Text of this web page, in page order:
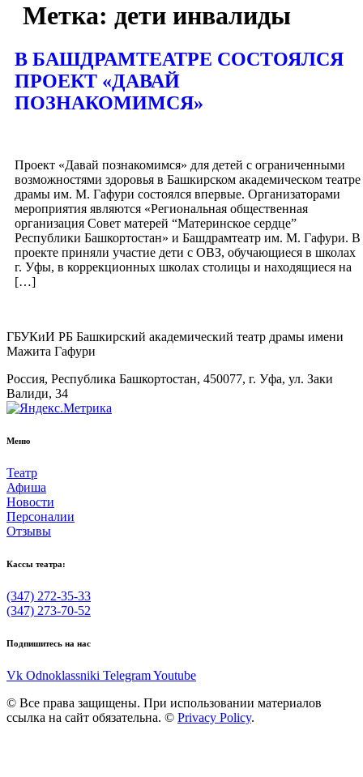
Метка: дети инвалиды
В БАШДРАМТЕАТРЕ СОСТОЯЛСЯ
ПРОЕКТ «ДАВАЙ
ПОЗНАКОМИМСЯ»
Проект «Давай познакомимся» для детей с ограниченными
возможностями здоровья в Башкирском академическом театре
драмы им. М. Гафури состоялся впервые. Организаторами
мероприятия являются «Региональная общественная
организация Совет матерей “Материнское сердце”
Республики Башкортостан» и Башдрамтеатр им. М. Гафури. В
проекте приняли участие дети с ОВЗ, обучающиеся в школах
г. Уфы, в коррекционных школах столицы и находящиеся на
[…]
ГБУКиИ РБ Башкирский академический театр драмы имени
Мажита Гафури
Россия, Республика Башкортостан, 450077, г. Уфа, ул. Заки
Валиди, 34
Меню
Театр
Афиша
Новости
Персоналии
Отзывы
Кассы театра:
(347) 272-35-33
(347) 273-70-52
Подпишитесь на нас
Vk Odnoklassniki TelegramYoutube
© Все права защищены. При использовании материалов
ссылка на сайт обязательна. © Privacy Policy.